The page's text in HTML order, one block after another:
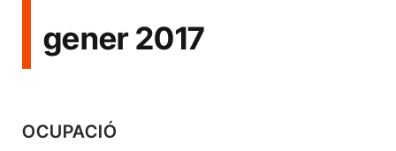
gener 2017
OCUPACIÓ